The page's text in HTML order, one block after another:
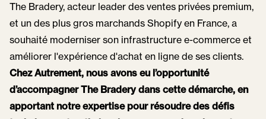
The Bradery, acteur leader des ventes privées premium,
et un des plus gros marchands Shopify en France, a
souhaité moderniser son infrastructure e-commerce et
améliorer l'expérience d'achat en ligne de ses clients.
Chez Autrement, nous avons eu l’opportunité
d’accompagner The Bradery dans cette démarche, en
apportant notre expertise pour résoudre des défis